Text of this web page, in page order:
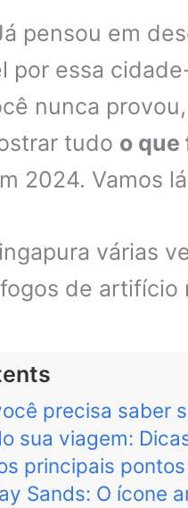
pensou em
por essa
nunca
tudo o que
2024. Vamos
várias
de artifício
precisa saber
sua viagem:
principais
Sands: O ícone